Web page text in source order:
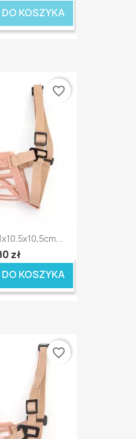
DO KOSZYKA
zł
DO KOSZYKA
favorite_border
favorite_border